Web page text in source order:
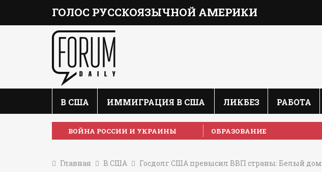
ГОЛОС РУССКОЯЗЫЧНОЙ АМЕРИКИ
В США ИММИГРАЦИЯ В США ЛИКБЕЗ РАБОТА
ВОЙНА РОССИИ И УКРАИНЫ ОБРАЗОВАНИЕ
Главная В США Госдолг США превысил ВВП страны: Белый дом